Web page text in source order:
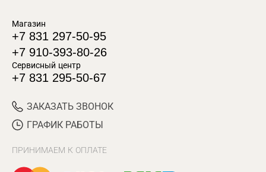
Магазин
+7 831 297-50-95
+7 910-393-80-26
Сервисный центр
+7 831 295-50-67
ЗАКАЗАТЬ ЗВОНОК
ГРАФИК РАБОТЫ
ПРИНИМАЕМ К ОПЛАТЕ